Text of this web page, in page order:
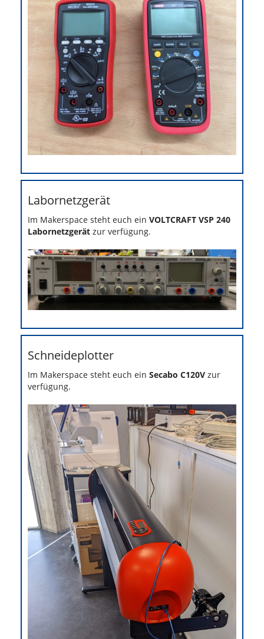
Labornetzgerät
Im Makerspace steht euch ein VOLTCRAFT VSP 240
Labornetzgerät zur verfügung.
Schneideplotter
Im Makerspace steht euch ein Secabo C120V zur
verfügung.